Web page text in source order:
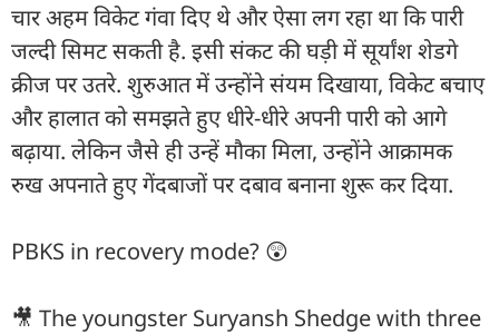
चार अहम विकेट गंवा दिए थे और ऐसा लग रहा था कि पारी
जल्दी सिमट सकती है. इसी संकट की घड़ी में सूर्यांश शेडगे
क्रीज पर उतरे. शुरुआत में उन्होंने संयम दिखाया, विकेट बचाए
और हालात को समझते हुए धीरे-धीरे अपनी पारी को आगे
बढ़ाया. लेकिन जैसे ही उन्हें मौका मिला, उन्होंने आक्रामक
रुख अपनाते हुए गेंदबाजों पर दबाव बनाना शुरू कर दिया.
PBKS in recovery mode? 😲
🎥 The youngster Suryansh Shedge with three